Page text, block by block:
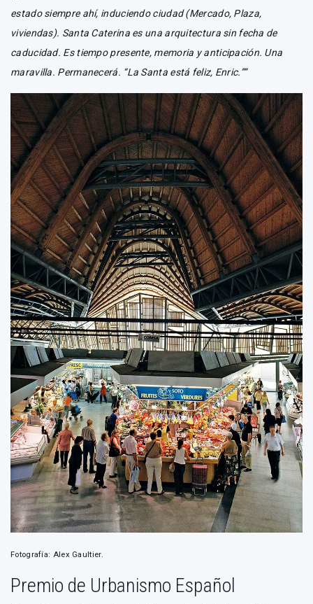
estado siempre ahí, induciendo ciudad (Mercado, Plaza,
viviendas). Santa Caterina es una arquitectura sin fecha de
caducidad. Es tiempo presente, memoria y anticipación. Una
maravilla. Permanecerá. “La Santa está feliz, Enric.””
Fotografía: Alex Gaultier.
Premio de Urbanismo Español